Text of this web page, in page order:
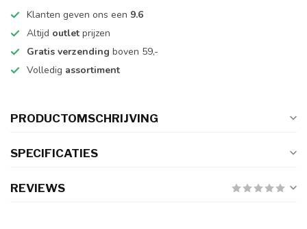
Klanten geven ons een 9.6
Altijd outlet prijzen
Gratis verzending boven 59,-
Volledig assortiment
PRODUCTOMSCHRIJVING
SPECIFICATIES
REVIEWS